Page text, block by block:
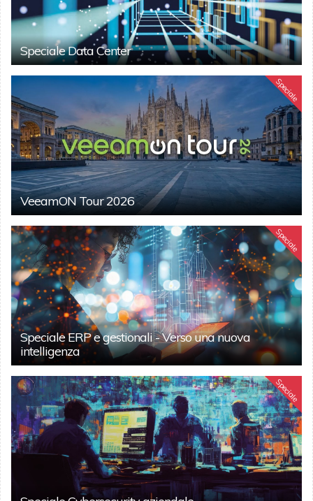
Speciale Data Center
Speciale
VeeamON Tour 2026
Speciale
Speciale ERP e gestionali - Verso una nuova
intelligenza
Speciale